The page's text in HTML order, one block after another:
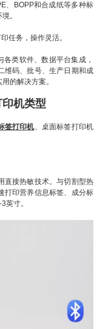
、BOPP和合成纸等多种标
。
任务，操作灵活。
类软件、数据平台集成，
维码、批号、生产日期和成
的解决方案。
机类型
签打印机、桌面标签打印机
直接热敏技术。与切割型热
打印营养信息标签、成分标
英寸。